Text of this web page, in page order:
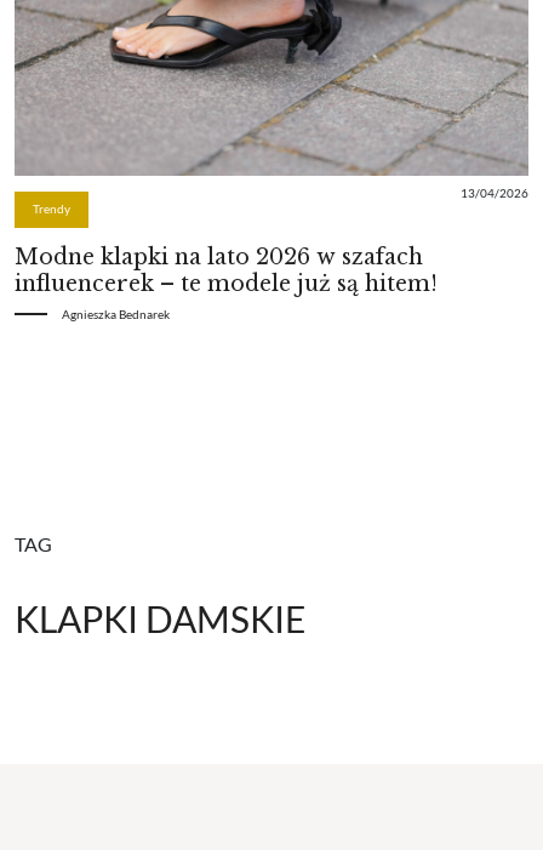
Trendy
13/04/2026
Modne klapki na lato 2026 w szafach
influencerek – te modele już są hitem!
Agnieszka Bednarek
TAG
KLAPKI DAMSKIE